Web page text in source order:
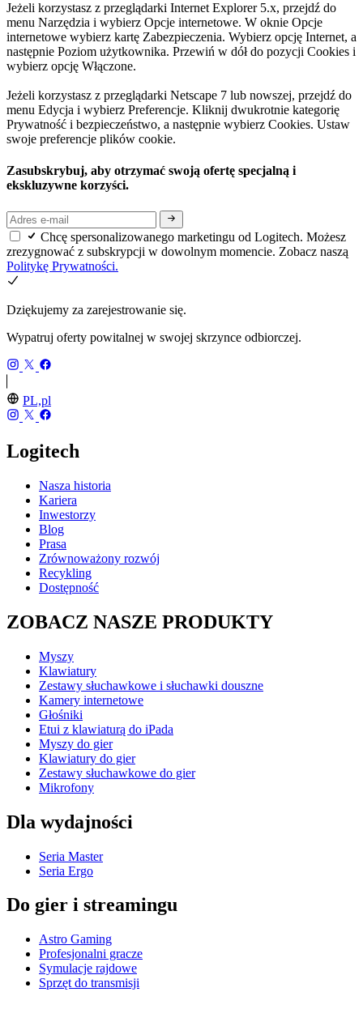
Jeżeli korzystasz z przeglądarki Internet Explorer 5.x, przejdź do
menu Narzędzia i wybierz Opcje internetowe. W oknie Opcje
internetowe wybierz kartę Zabezpieczenia. Wybierz opcję Internet, a
następnie Poziom użytkownika. Przewiń w dół do pozycji Cookies i
wybierz opcję Włączone.
Jeżeli korzystasz z przeglądarki Netscape 7 lub nowszej, przejdź do
menu Edycja i wybierz Preferencje. Kliknij dwukrotnie kategorię
Prywatność i bezpieczeństwo, a następnie wybierz Cookies. Ustaw
swoje preferencje plików cookie.
Zasubskrybuj, aby otrzymać swoją ofertę specjalną i
ekskluzywne korzyści.
Chcę spersonalizowanego marketingu od Logitech. Możesz
zrezygnować z subskrypcji w dowolnym momencie. Zobacz naszą
Politykę Prywatności.
Dziękujemy za zarejestrowanie się.
Wypatruj oferty powitalnej w swojej skrzynce odbiorczej.
PL,pl
Logitech
Nasza historia
Kariera
Inwestorzy
Blog
Prasa
Zrównoważony rozwój
Recykling
Dostępność
ZOBACZ NASZE PRODUKTY
Myszy
Klawiatury
Zestawy słuchawkowe i słuchawki douszne
Kamery internetowe
Głośniki
Etui z klawiaturą do iPada
Myszy do gier
Klawiatury do gier
Zestawy słuchawkowe do gier
Mikrofony
Dla wydajności
Seria Master
Seria Ergo
Do gier i streamingu
Astro Gaming
Profesjonalni gracze
Symulacje rajdowe
Sprzęt do transmisji